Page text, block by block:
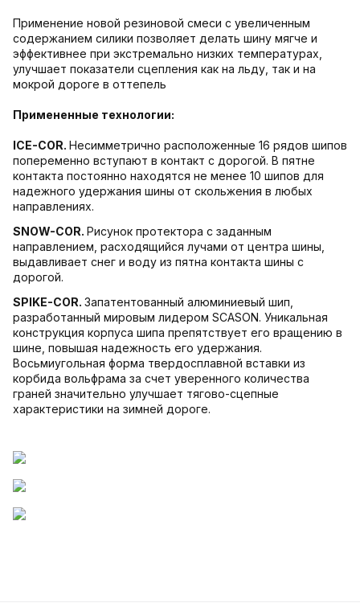
Применение новой резиновой смеси с увеличенным
содержанием силики позволяет делать шину мягче и
эффективнее при экстремально низких температурах,
улучшает показатели сцепления как на льду, так и на
мокрой дороге в оттепель
Примененные технологии:
ICE-COR. Несимметрично расположенные 16 рядов шипов
попеременно вступают в контакт с дорогой. В пятне
контакта постоянно находятся не менее 10 шипов для
надежного удержания шины от скольжения в любых
направлениях.
SNOW-COR. Рисунок протектора с заданным
направлением, расходящийся лучами от центра шины,
выдавливает снег и воду из пятна контакта шины с
дорогой.
SPIKE-COR. Запатентованный алюминиевый шип,
разработанный мировым лидером SCASON. Уникальная
конструкция корпуса шипа препятствует его вращению в
шине, повышая надежность его удержания.
Восьмиугольная форма твердосплавной вставки из
корбида вольфрама за счет уверенного количества
граней значительно улучшает тягово-сцепные
характеристики на зимней дороге.